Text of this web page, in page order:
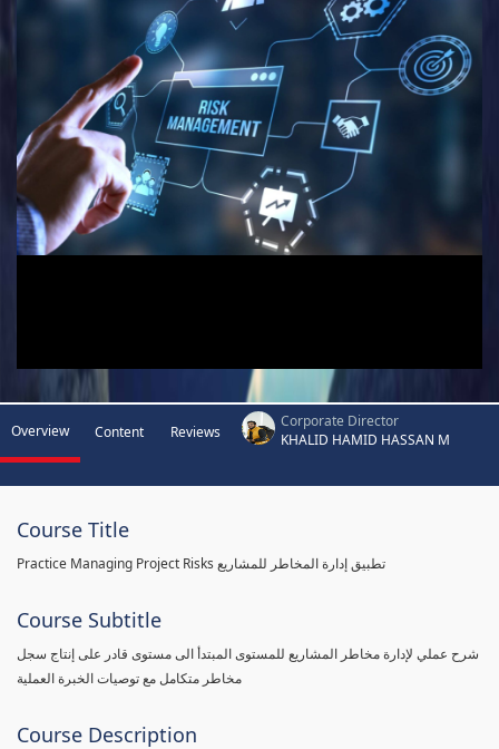
Overview Content Reviews
Corporate Director
KHALID HAMID HASSAN M
Course Title
Practice Managing Project Risks تطبيق إدارة المخاطر للمشاريع
Course Subtitle
شرح عملي لإدارة مخاطر المشاريع للمستوى المبتدأ الى مستوى قادر على إنتاج سجل
مخاطر متكامل مع توصيات الخبرة العملية
Course Description